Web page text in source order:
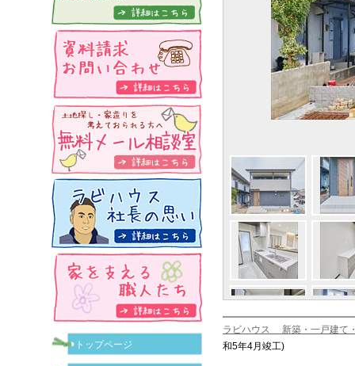
ラビハウス 新築・一戸建て
和5年4月竣工)
トップページ